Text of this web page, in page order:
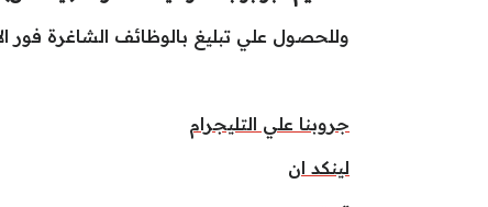
وللحصول علي تبليغ بالوظائف الشاغرة فور
جروبنا علي التليجرام
لينكد ان